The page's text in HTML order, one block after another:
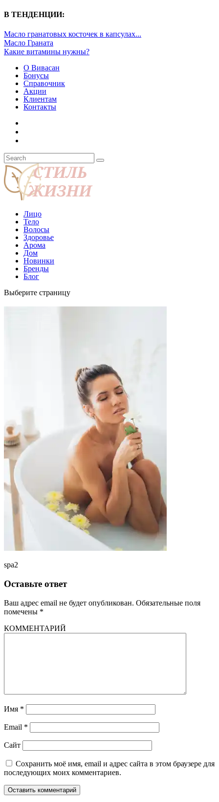
В ТЕНДЕНЦИИ:
Масло гранатовых косточек в капсулах...
Масло Граната
Какие витамины нужны?
О Вивасан
Бонусы
Справочник
Акции
Клиентам
Контакты
Лицо
Тело
Волосы
Здоровье
Арома
Дом
Новинки
Бренды
Блог
Выберите страницу
spa2
Оставьте ответ
Ваш адрес email не будет опубликован. Обязательные поля
помечены *
КОММЕНТАРИЙ
Имя *
Email *
Сайт
Сохранить моё имя, email и адрес сайта в этом браузере для
последующих моих комментариев.